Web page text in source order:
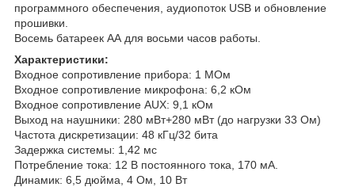
программного обеспечения, аудиопоток USB и обновление
прошивки.
Восемь батареек АА для восьми часов работы.
Характеристики:
Входное сопротивление прибора: 1 МОм
Входное сопротивление микрофона: 6,2 кОм
Входное сопротивление AUX: 9,1 кОм
Выход на наушники: 280 мВт+280 мВт (до нагрузки 33 Ом)
Частота дискретизации: 48 кГц/32 бита
Задержка системы: 1,42 мс
Потребление тока: 12 В постоянного тока, 170 мА.
Динамик: 6,5 дюйма, 4 Ом, 10 Вт